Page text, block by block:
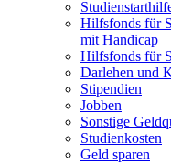
Hilfsfonds für
mit Handicap
Hilfsfonds für
Darlehen und
Stipendien
Jobben
Sonstige
Studienkosten
Geld sparen